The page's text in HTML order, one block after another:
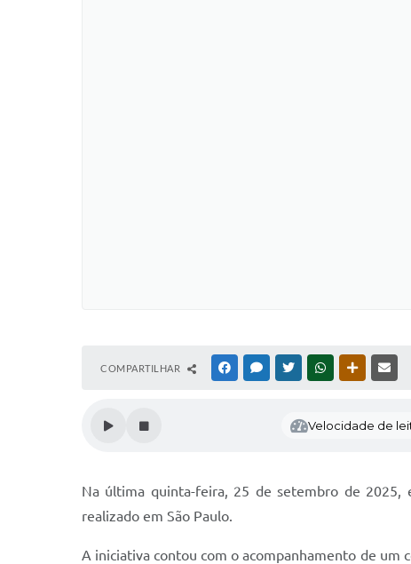
COMPARTILHAR FACEBOOKMESSENGER
TWITTERWHATSAPPOUTRAS
Velocidade de
Na última quinta-feira, 25 de setembro de 2025,
realizado em São Paulo.
A iniciativa contou com o acompanhamento de um